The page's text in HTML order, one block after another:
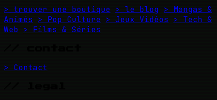
> trouver une boutique > le blog > Mangas &
Animés
> Pop Culture > Jeux Vidéos
> Tech &
Web > Films & Séries
> Contact